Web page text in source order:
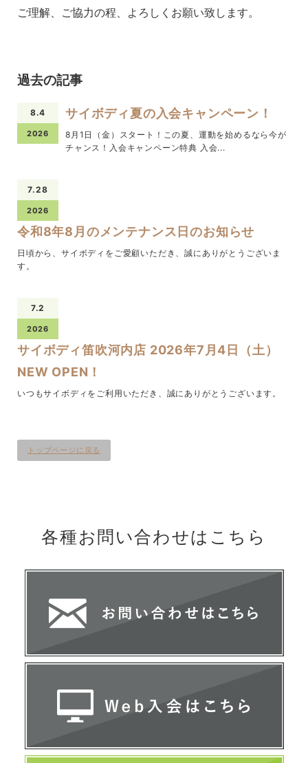
ご理解、ご協力の程、よろしくお願い致します。
過去の記事
8.4
2026
サイボディ夏の入会キャンペーン！
8月1日（金）スタート！この夏、運動を始めるなら今が
チャンス！入会キャンペーン特典 入会...
7.28
2026
令和8年8月のメンテナンス日のお知らせ
日頃から、サイボディをご愛顧いただき、誠にありがとうございま
す。
7.2
2026
サイボディ笛吹河内店 2026年7月4日（土）
NEW OPEN！
いつもサイボディをご利用いただき、誠にありがとうございます。
トップページに戻る
各種お問い合わせは こちら